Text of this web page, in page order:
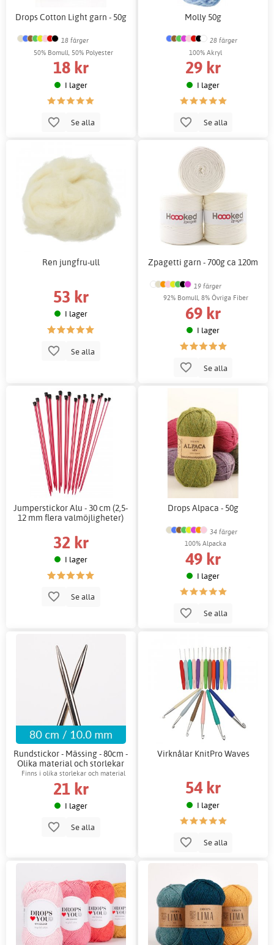
Drops Cotton Light garn - 50g
18 färger
50% Bomull, 50% Polyester
18 kr
I lager
Se alla
Molly 50g
28 färger
100% Akryl
29 kr
I lager
Se alla
Ren jungfru-ull
53 kr
I lager
Se alla
Zpagetti garn - 700g ca 120m
19 färger
92% Bomull, 8% Övriga Fiber
69 kr
I lager
Se alla
Jumperstickor Alu - 30 cm (2,5-
12 mm flera valmöjligheter)
32 kr
I lager
Se alla
Drops Alpaca - 50g
34 färger
100% Alpacka
49 kr
I lager
Se alla
Rundstickor - Mässing - 80cm -
Olika material och storlekar
Finns i olika storlekar och material
21 kr
I lager
Se alla
Virknålar KnitPro Waves
54 kr
I lager
Se alla